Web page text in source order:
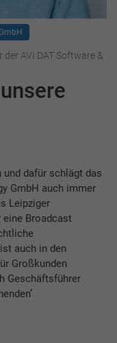
AVI.DAT Software &
und dafür schlägt das
GmbH auch immer
Leipziger
eine Broadcast
auch in den
Großkunden
Geschäftsführer